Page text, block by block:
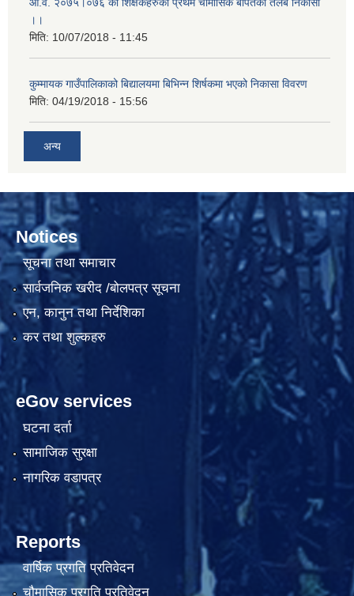
आ.व. २०७५।०७६ को शिक्षकहरुको प्रथम चौमासिक बापतको तलब निकासा
।।
मिति: 10/07/2018 - 11:45
कुम्मायक गाउँपालिकाको बिद्यालयमा बिभिन्न शिर्षकमा भएको निकासा विवरण
मिति: 04/19/2018 - 15:56
अन्य
Notices
सूचना तथा समाचार
सार्वजनिक खरीद /बोलपत्र सूचना
एन, कानुन तथा निर्देशिका
कर तथा शुल्कहरु
eGov services
घटना दर्ता
सामाजिक सुरक्षा
नागरिक वडापत्र
Reports
वार्षिक प्रगति प्रतिवेदन
चौमासिक प्रगति प्रतिवेदन